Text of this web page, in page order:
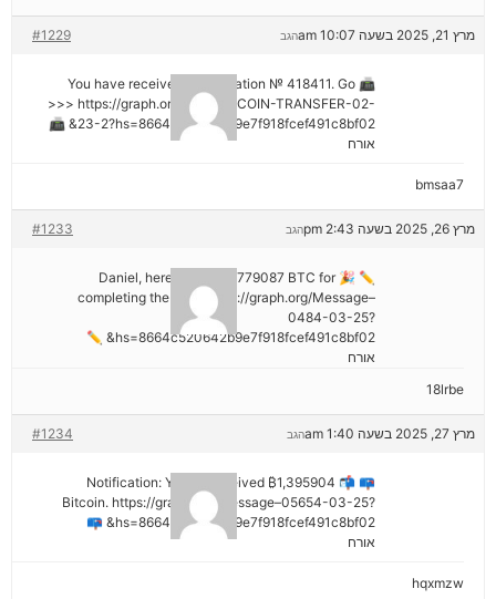
מרץ 21, 2025 בשעה 10:07 am #1229 הגב
📠 You have received 1 notification № 418411. Go
>>> https://graph.org/GET-BITCOIN-TRANSFER-02-
23-2?hs=8664c520642b9e7f918fcef491c8bf02& 📠
אורח
bmsaa7
מרץ 26, 2025 בשעה 2:43 pm #1233 הגב
✏ 🎉 Daniel, here's your ₿2,779087 BTC for
completing the task. https://graph.org/Message–
0484-03-25?
hs=8664c520642b9e7f918fcef491c8bf02& ✏
אורח
18lrbe
מרץ 27, 2025 בשעה 1:40 am #1234 הגב
📪 📬 Notification: You've received ₿1,395904
Bitcoin. https://graph.org/Message–05654-03-25?
hs=8664c520642b9e7f918fcef491c8bf02& 📪
אורח
hqxmzw